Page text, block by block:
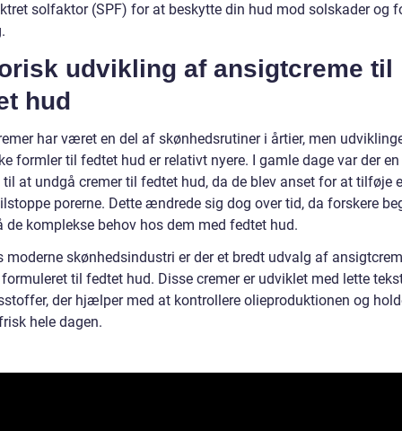
solfaktor (SPF) for at beskytte din hud mod solskader og
udvikling af ansigtcreme til
hud
har været en del af skønhedsrutiner i årtier, men
formler til fedtet hud er relativt nyere. I gamle dage var der en
til at undgå cremer til fedtet hud, da de blev anset for at tilføje
porerne. Dette ændrede sig dog over tid, da forskere
de komplekse behov hos dem med fedtet hud.
moderne skønhedsindustri er der et bredt udvalg af
til fedtet hud. Disse cremer er udviklet med lette
der hjælper med at kontrollere olieproduktionen og
hele dagen.